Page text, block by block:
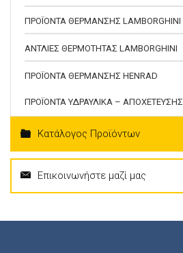
ΠΡΟΪΟΝΤΑ ΘΕΡΜΑΝΣΗΣ LAMBORGHINI
ΑΝΤΛΙΕΣ ΘΕΡΜΟΤΗΤΑΣ LAMBORGHINI
ΠΡΟΪΟΝΤΑ ΘΕΡΜΑΝΣΗΣ HENRAD
ΠΡΟΪΟΝΤΑ ΥΔΡΑΥΛΙΚΑ – ΑΠΟΧΕΤΕΥΣΗΣ
Κατάλογος Προϊόντων
Επικοινωνήστε μαζί μας